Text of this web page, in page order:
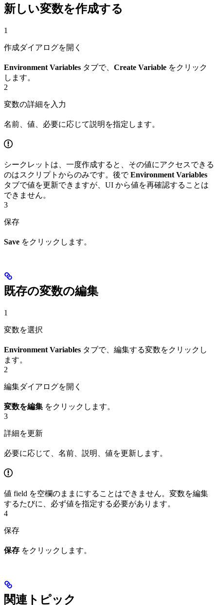
新しい変数を作成する
1
作成ダイアログを開く
Environment Variables タブで、 Create Variable をクリック
します。
2
変数の詳細を入力
名前、値、必要に応じて説明を指定します。
シークレットは、一度作成すると、その値にアクセスできる
のはスクリプトからのみです。後でEnvironment Variables
タブで値を更新できますが、UI から値を再確認することは
できません。
3
保存
Save をクリックします。
既存の変数の編集
1
変数を選択
Environment Variables タブで、編集する変数をクリックし
ます。
2
編集ダイアログを開く
変数を編集 をクリックします。
3
詳細を更新
必要に応じて、名前、説明、値を更新します。
値 field を空欄のままにすることはできません。変数を編集
するたびに、必ず値を指定する必要があります。
4
保存
保存 をクリックします。
関連トピック